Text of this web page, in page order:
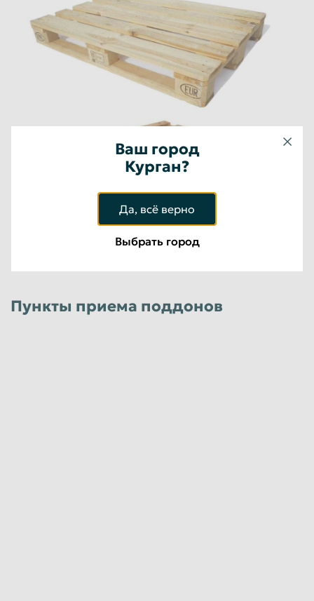
Ломаные финские поддоны 1000*1200
руб/шт
Пункты приема поддонов
Ваш город
Курган?
Да, всё верно
Выбрать город